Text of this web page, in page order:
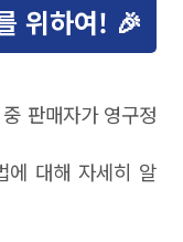
위하여! 🎉
판매자가 영구정
에 대해 자세히 알